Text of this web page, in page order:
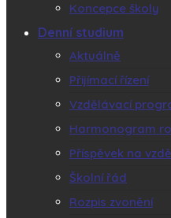
Koncepce školy
Denní studium
Aktuálně
Přijímací řízení
Vzdělávací
Harmonogram
Příspěvek na
Školní řád
Rozpis zvonění